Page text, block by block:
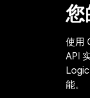
您
使用
API
能。